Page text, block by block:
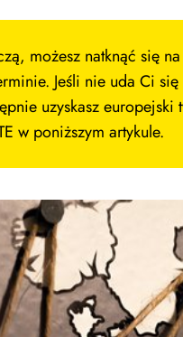
możesz natknąć się
Jeśli nie uda Ci
uzyskasz europejski
w poniższym artykule.